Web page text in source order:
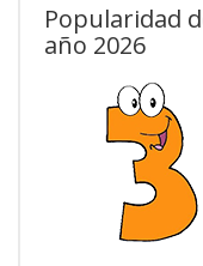
Popularidad
año 2026